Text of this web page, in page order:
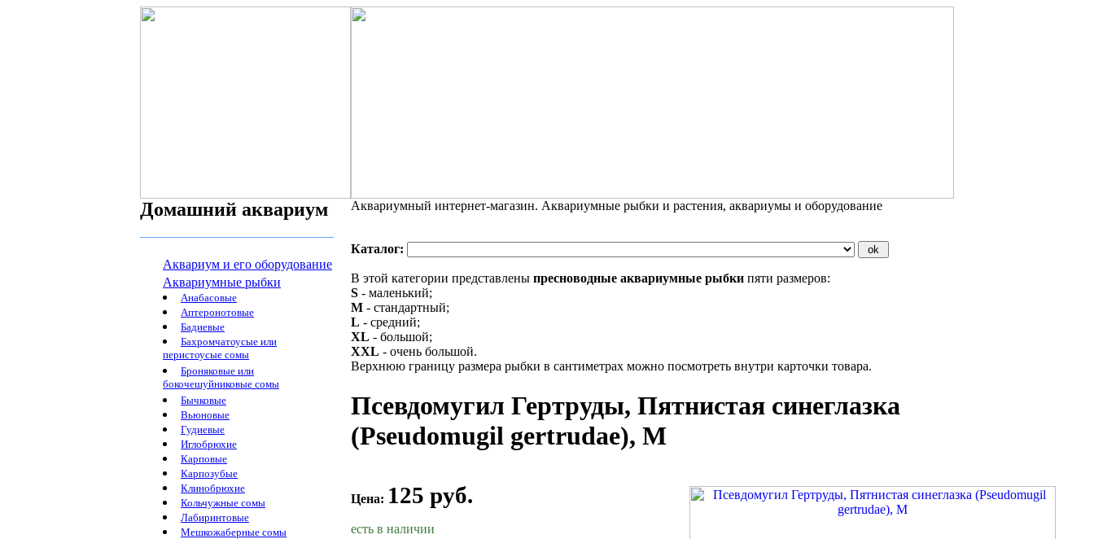
Домашний аквариум
Аквариум и его оборудование
Аквариумные рыбки
Анабасовые
Аптеронотовые
Бадиевые
Бахромчатоусые или
перистоусые сомы
Броняковые или
бокочешуйниковые сомы
Бычковые
Вьюновые
Гудиевые
Иглобрюхие
Карповые
Карпозубые
Клинобрюхие
Кольчужные сомы
Лабиринтовые
Мешкожаберные сомы
Аквариумный интернет-магазин. Аквариумные рыбки и растения, аквариумы и оборудование
Каталог:
В этой категории представлены пресноводные аквариумные рыбки пяти размеров:
S - маленький;
M - стандартный;
L - средний;
XL - большой;
XXL - очень большой.
Верхнюю границу размера рыбки в сантиметрах можно посмотреть внутри карточки товара.
Псевдомугил Гертруды, Пятнистая синеглазка
(Pseudomugil gertrudae), M
Цена: 125 руб.
есть в наличии